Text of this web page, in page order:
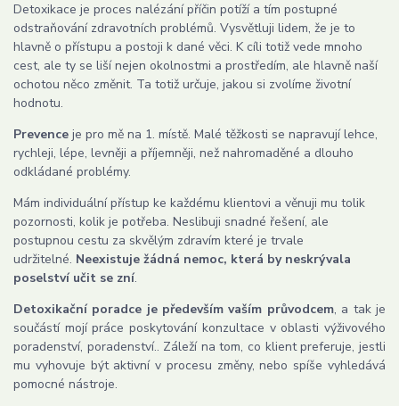
Detoxikace je proces nalézání příčin potíží a tím postupné
odstraňování zdravotních problémů. Vysvětluji lidem, že je to
hlavně o přístupu a postoji k dané věci. K cíli totiž vede mnoho
cest, ale ty se liší nejen okolnostmi a prostředím, ale hlavně naší
ochotou něco změnit. Ta totiž určuje, jakou si zvolíme životní
hodnotu.
Prevence je pro mě na 1. místě. Malé těžkosti se napravují lehce,
rychleji, lépe, levněji a příjemněji, než nahromaděné a dlouho
odkládané problémy.
Mám individuální přístup ke každému klientovi a věnuji mu tolik
pozornosti, kolik je potřeba. Neslibuji snadné řešení, ale
postupnou cestu za skvělým zdravím které je trvale
udržitelné. Neexistuje žádná nemoc, která by neskrývala
poselství učit se zní.
Detoxikační poradce je především vaším průvodcem, a tak je
součástí mojí práce poskytování konzultace v oblasti výživového
poradenství, poradenství.. Záleží na tom, co klient preferuje, jestli
mu vyhovuje být aktivní v procesu změny, nebo spíše vyhledává
pomocné nástroje.